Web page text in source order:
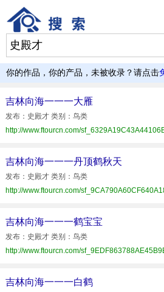
你的作品，你的产品，未被收录？请点击
吉林向海一一一大雁
发布：史殿才 类别：鸟类
吉林向海一一一丹顶鹤秋天
发布：史殿才 类别：鸟类
吉林向海一一一鹤宝宝
发布：史殿才 类别：鸟类
吉林向海一一一白鹤